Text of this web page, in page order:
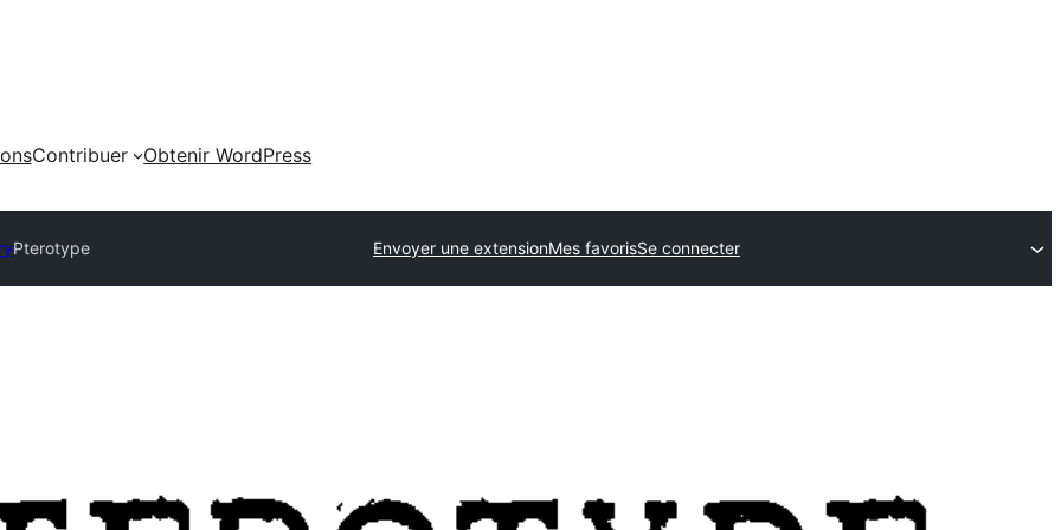
Contribuer
Obtenir WordPress
Pterotype Envoyer une extensionMes favorisSe connecter